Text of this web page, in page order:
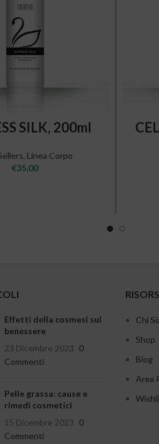
SILK, 200ml
, Linea Corpo
€35,00
Effetti della cosmesi sul
benessere
23 Dicembre 2023 0
Commenti
Pelle grassa: cause e
rimedi cosmetici
15 Dicembre 2023 0
Commenti
Chi
Shop
Blog
Area